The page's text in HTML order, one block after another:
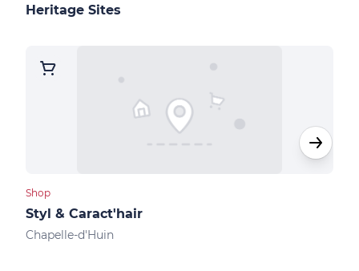
Heritage Sites
Shop
Styl & Caract'hair
Chapelle-d'Huin